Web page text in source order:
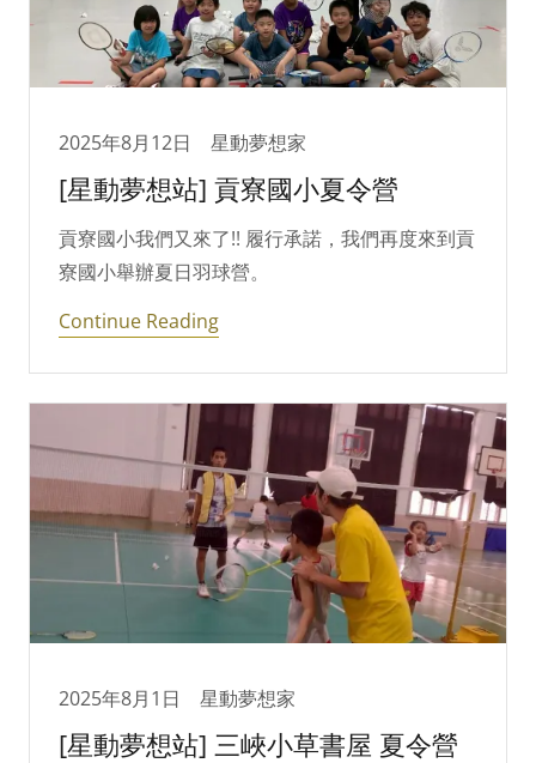
2025年8月12日 星動夢想家
[星動夢想站] 貢寮國小夏令營
貢寮國小我們又來了!! 履行承諾，我們再度來到貢
寮國小舉辦夏日羽球營。
Continue Reading
2025年8月1日 星動夢想家
[星動夢想站] 三峽小草書屋 夏令營